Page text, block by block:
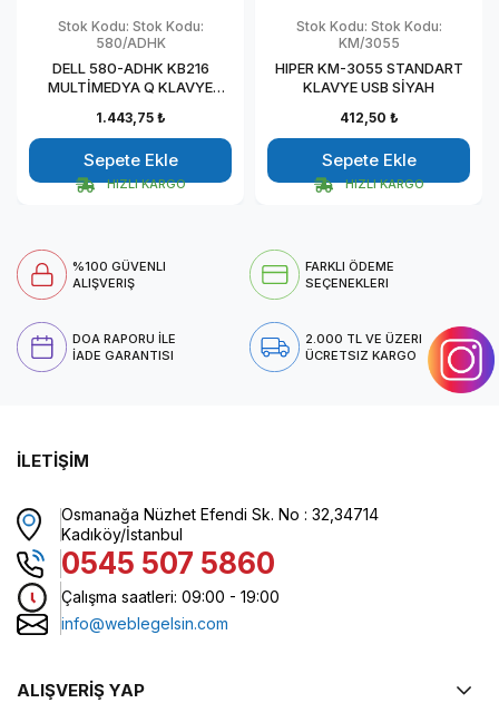
Stok Kodu: Stok Kodu:
580/ADHK
DELL 580-ADHK KB216
MULTİMEDYA Q KLAVYE
1.443,75 ₺
Sepete Ekle
HIZLI KARGO
Stok Kodu: Stok Kodu:
KM/3055
HIPER KM-3055 STANDART
KLAVYE USB SİYAH
412,50 ₺
Sepete Ekle
HIZLI KARGO
%100 GÜVENLI
ALIŞVERIŞ
FARKLI ÖDEME
SEÇENEKLERI
DOA RAPORU İLE
İADE GARANTISI
2.000 TL VE ÜZERI
ÜCRETSIZ KARGO
İLETİŞİM
Osmanağa Nüzhet Efendi Sk. No : 32,34714
Kadıköy/İstanbul
0545 507 5860
Çalışma saatleri: 09:00 - 19:00
info@weblegelsin.com
ALIŞVERİŞ YAP